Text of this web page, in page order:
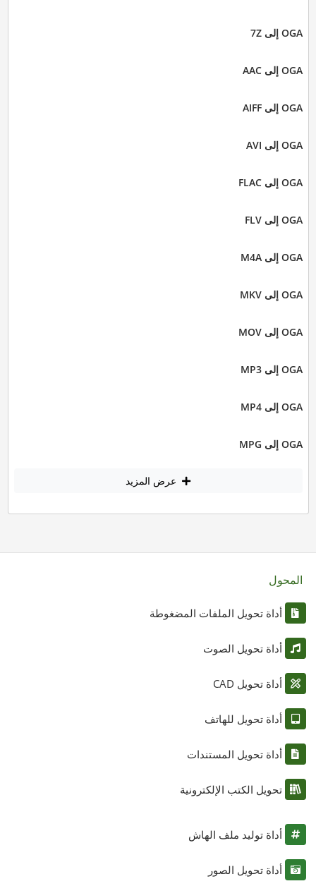
OGA إلى 7Z
OGA إلى AAC
OGA إلى AIFF
OGA إلى AVI
OGA إلى FLAC
OGA إلى FLV
OGA إلى M4A
OGA إلى MKV
OGA إلى MOV
OGA إلى MP3
OGA إلى MP4
OGA إلى MPG
عرض المزيد
المحول
أداة تحويل الملفات المضغوطة
أداة تحويل الصوت
أداة تحويل CAD
أداة تحويل للهاتف
أداة تحويل المستندات
تحويل الكتب الإلكترونية
أداة توليد ملف الهاش
أداة تحويل الصور